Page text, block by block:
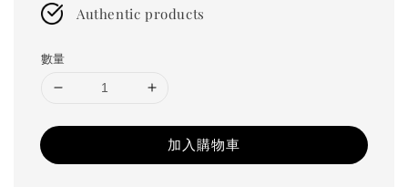
Authentic products
數量
加入購物車